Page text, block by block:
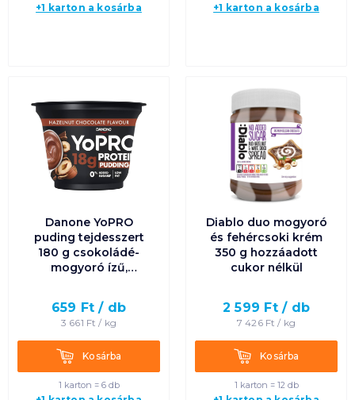
+1 karton a kosárba +1 karton a kosárba
Danone YoPRO
puding tejdesszert
180 g csokoládé-
mogyoró ízű,
659 Ft / db
3 661 Ft / kg
KosárbaKosárba
1 karton = 6 db
Diablo duo mogyoró
és fehércsoki krém
350 g hozzáadott
cukor nélkül
2 599 Ft / db
7 426Ft / kg
KosárbaKosárba
1 karton = 12 db